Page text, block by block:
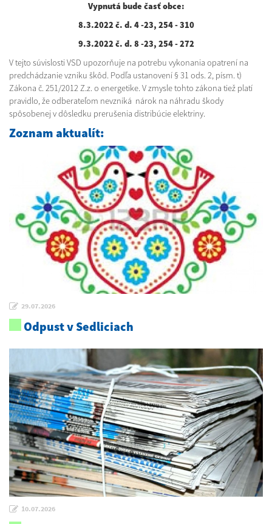
Vypnutá bude časť obce:
8.3.2022 č. d. 4 -23, 254 - 310
9.3.2022 č. d. 8 -23, 254 - 272
V tejto súvislosti VSD upozorňuje na potrebu vykonania opatrení na
predchádzanie vzniku škôd. Podľa ustanovení § 31 ods. 2, písm. t)
Zákona č. 251/2012 Z.z. o energetike. V zmysle tohto zákona tiež platí
pravidlo, že odberateľom nevzniká nárok na náhradu škody
spôsobenej v dôsledku prerušenia distribúcie elektriny.
Zoznam aktualít:
29.07.2026
Odpust v Sedliciach
10.07.2026